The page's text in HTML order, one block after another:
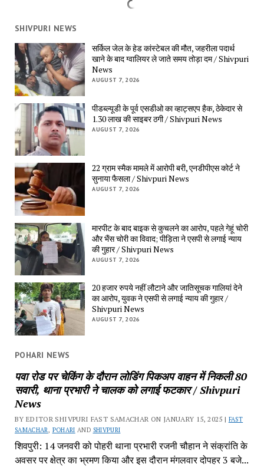
SHIVPURI NEWS
सर्किल जेल के हेड कांस्टेबल की मौत, जहरीला पदार्थ
खाने के बाद ग्वालियर ले जाते समय तोड़ा दम / Shivpuri
News
AUGUST 7, 2026
पीडब्ल्यूडी के पूर्व एसडीओ का व्हाट्सएप हैक, ठेकेदार से
1.30 लाख की साइबर ठगी / Shivpuri News
AUGUST 7, 2026
22 ग्राम स्मैक मामले में आरोपी बरी, एनडीपीएस कोर्ट ने
सुनाया फैसला / Shivpuri News
AUGUST 7, 2026
मारपीट के बाद बाइक से कुचलने का आरोप, पहले गेहूं चोरी
और भैंस चोरी का विवाद; पीड़िता ने एसपी से लगाई न्याय
की गुहार / Shivpuri News
AUGUST 7, 2026
20 हजार रुपये नहीं लौटाने और जातिसूचक गालियां देने
का आरोप, युवक ने एसपी से लगाई न्याय की गुहार /
Shivpuri News
AUGUST 7, 2026
POHARI NEWS
पवा रोड पर चेकिंग के दौरान लोडिंग पिकअप वाहन में निकली 80
सवारी, थाना प्रभारी ने चालक को लगाई फटकार / Shivpuri
News
BY EDITOR SHIVPURI FAST SAMACHAR ON JANUARY 15, 2025 | FAST
SAMACHAR , POHARI AND SHIVPURI
शिवपुरी: 14 जनवरी को पोहरी थाना प्रभारी रजनी चौहान ने संक्रांति के
अवसर पर क्षेत्र का भ्रमण किया और इस दौरान मंगलवार दोपहर 3 बजे...